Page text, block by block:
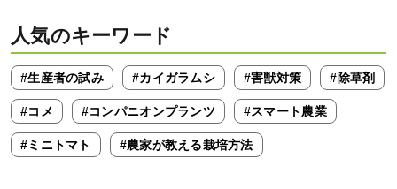
人気のキーワード
#生産者の試み #カイガラムシ #害獣対策 #除草剤
#コメ #コンパニオンプランツ #スマート農業
#ミニトマト #農家が教える栽培方法